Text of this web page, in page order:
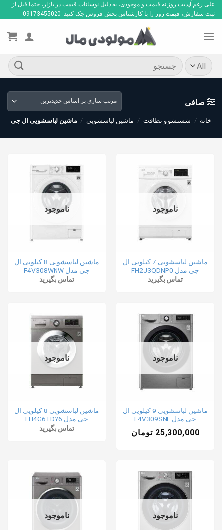
Skip
to
علی رغم آپدیت روزانه قیمت و موجودی، به دلیل نوسانات قیمت در بازار، حتما قبل از
ثبت سفارش، قیمت روز را با کارشناس بخش فروش چک کنید. 09173455020
جستجو
برای:
صافی
خانه / شستشو و نظافت / ماشین لباسشویی / ماشین لباسشویی ال جی
ناموجود
ماشین لباسشویی 7 کیلویی ال
جی مدل FH2J3QDNP0
تماس بگیرید
ناموجود
ماشین لباسشویی 8 کیلویی ال
جی مدل F4V308WNW
تماس بگیرید
ناموجود
ماشین لباسشویی 9 کیلویی ال
جی مدل F4V309SNE
25,300,000 تومان
ناموجود
ماشین لباسشویی 8 کیلویی ال
جی مدل FH4G6TDY6
تماس بگیرید
ناموجود ناموجود